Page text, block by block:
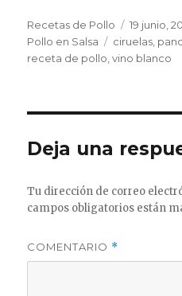
Autor
Recetas de Pollo
Publicado
el
19 junio,
Pollo en Salsa
Etiquetas
ciruelas,
receta de pollo,vino blanco
Deja una
Tu dirección de correo
campos obligatorios están
COMENTARIO *